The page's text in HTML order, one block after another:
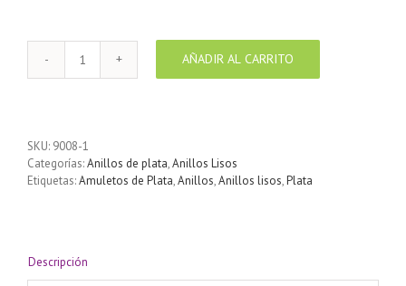
Anillo
de
Fatima
miniatura
9
AÑADIR AL CARRITO
SKU: 9008-1
Categorías:Anillos de plata,Anillos Lisos
Etiquetas:Amuletos de Plata,Anillos,Anillos lisos,Plata
Descripción